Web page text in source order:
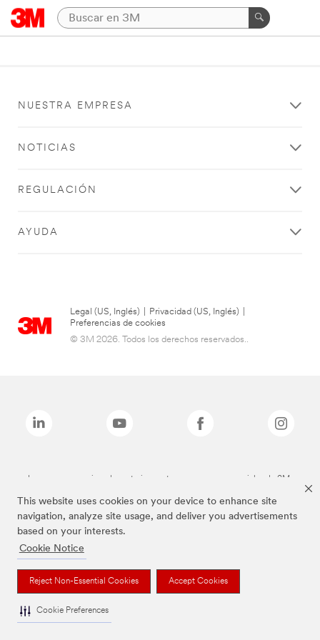
This website uses cookies on your device to enhance site
navigation, analyze site usage, and deliver you advertisements
based on your interests.
Cookie Notice
Reject Non-Essential Cookies Accept Cookies
Cookie Preferences
NUESTRA EMPRESA
NOTICIAS
REGULACIÓN
AYUDA
Legal (US, Inglés) Privacidad (US, Inglés)
Preferencias de cookies
© 3M 2026. Todos los derechos reservados..
Las marcas mencionadas anteriormente son marcas comerciales de 3M.